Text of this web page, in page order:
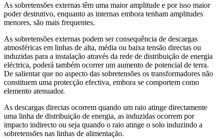
As sobretensões externas têm uma maior amplitude e por isso maior
poder destrutivo, enquanto as internas embora tenham amplitudes
menores, são mais frequentes.
As sobretensões externas podem ser consequência de descargas
atmosféricas em linhas de alta, média ou baixa tensão directas ou
induzidas para a instalação através da rede de distribuição de energia
eléctrica, poderá também ocorrer um aumento de potencial de terra.
De salientar que no aspecto das sobretensões os transformadores não
constituem uma protecção efectiva, embora se comportem como
elemento atenuador.
As descargas directas ocorrem quando um raio atinge directamente
uma linha de distribuição de energia, as induzidas ocorrem por
impacto indirecto ou seja quando o raio atinge o solo induzindo a
sobretensões nas linhas de alimentação.